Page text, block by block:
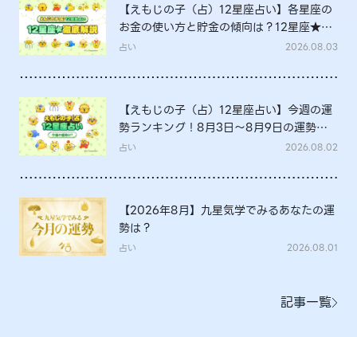
【えもじの子（占）12星座占い】各星座の
お金の使い方と貯金の傾向は？12星座★徹
底解説
占い 2026.08.03
【えもじの子（占）12星座占い】今週の運
勢ランキング！8月3日～8月9日の運勢
は？
占い 2026.08.02
【2026年8月】九星気学でみるあなたの運
勢は？
占い 2026.08.01
記事一覧